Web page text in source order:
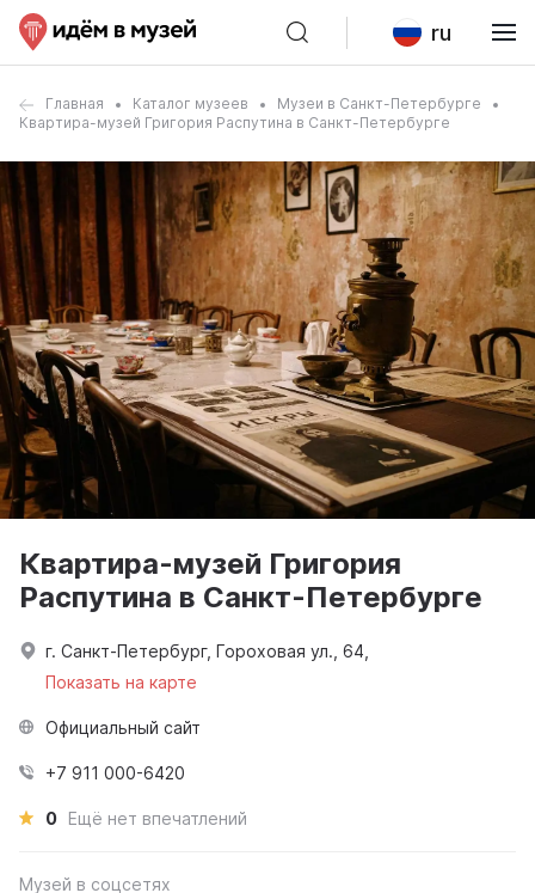
ru
Главная Каталог музеев
Музеи в Санкт-Петербурге
Квартира-музей Григория Распутина в Санкт-Петербурге
Квартира-музей Григория
Распутина в Санкт-Петербурге
г. Санкт-Петербург, Гороховая ул., 64,
Показать на карте
Официальный сайт
+7 911 000-6420
0 Ещё нет впечатлений
Музей в соцсетях